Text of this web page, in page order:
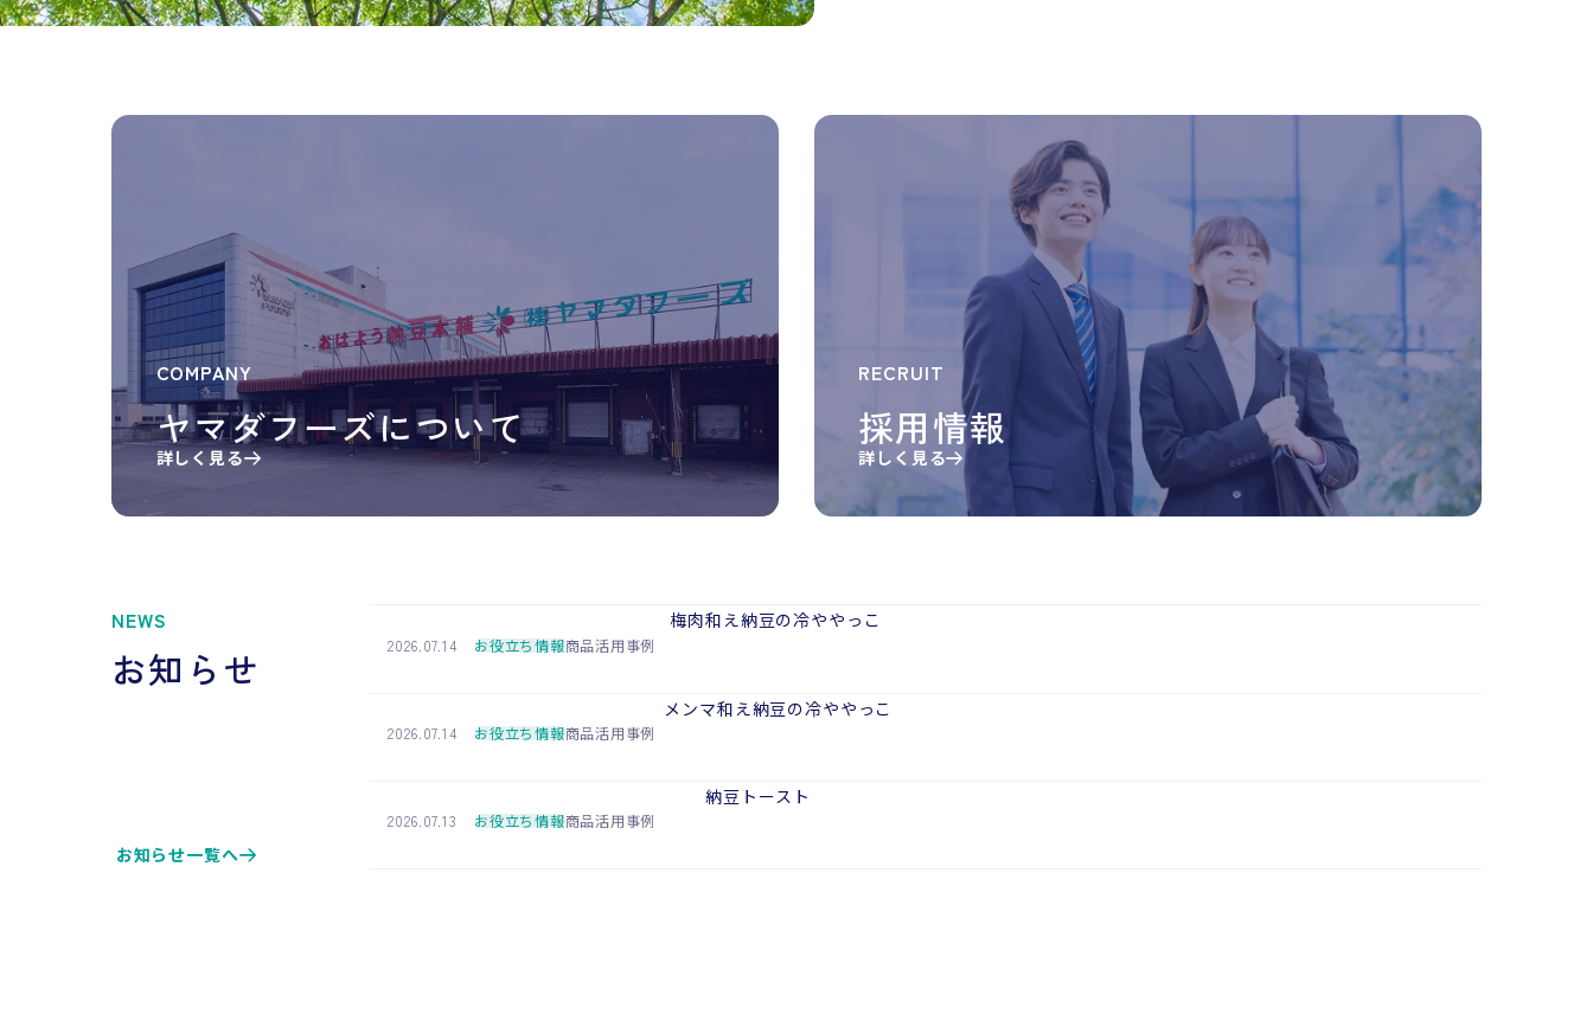
COMPANY
ヤマダフーズについて
詳しく見る
RECRUIT
採用情報
詳しく見る
NEWS
お知らせ 2026.07.14 お役立ち情報商品活用事例
梅肉和え納豆の冷ややっこ
2026.07.14 お役立ち情報商品活用事例
メンマ和え納豆の冷ややっこ
2026.07.13 お役立ち情報商品活用事例
納豆トースト
お知らせ一覧へ